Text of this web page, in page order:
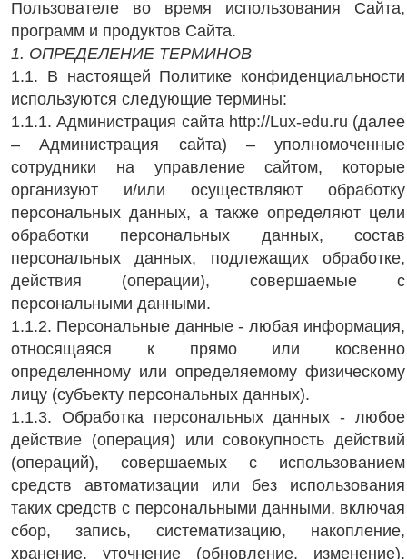
Пользователе во время использования Сайта,
программ и продуктов Сайта.
1. ОПРЕДЕЛЕНИЕ ТЕРМИНОВ
1.1. В настоящей Политике конфиденциальности
используются следующие термины:
1.1.1. Администрация сайта http://Lux-edu.ru (далее
– Администрация сайта) – уполномоченные
сотрудники на управление сайтом, которые
организуют и/или осуществляют обработку
персональных данных, а также определяют цели
обработки персональных данных, состав
персональных данных, подлежащих обработке,
действия (операции), совершаемые с
персональными данными.
1.1.2. Персональные данные - любая информация,
относящаяся к прямо или косвенно
определенному или определяемому физическому
лицу (субъекту персональных данных).
1.1.3. Обработка персональных данных - любое
действие (операция) или совокупность действий
(операций), совершаемых с использованием
средств автоматизации или без использования
таких средств с персональными данными, включая
сбор, запись, систематизацию, накопление,
хранение, уточнение (обновление, изменение),